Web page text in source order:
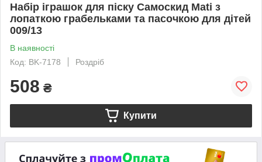
Набір іграшок для піску Самоскид Mati з
лопаткою грабельками та пасочкою для дітей
009/13
В наявності
Код: BK-7178
Роздріб
508 ₴
Купити